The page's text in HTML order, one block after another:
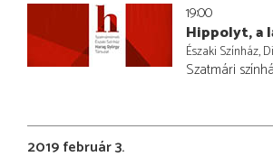
19:00
Hippolyt, a
Északi Színház,
Szatmári
2019 február 3.